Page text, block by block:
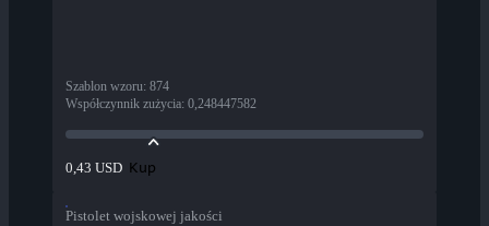
Szablon wzoru: 874
Współczynnik zużycia: 0,248447582
0,43 USD Kup
Pistolet wojskowej jakości